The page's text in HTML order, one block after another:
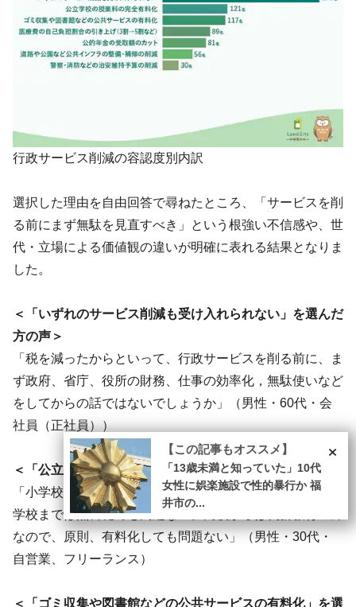
行政サービス削減の容認度別内訳
選択した理由を自由回答で尋ねたところ、「サービスを削
る前にまず無駄を見直すべき」という根強い不信感や、世
代・立場による価値観の違いが明確に表れる結果となりま
した。
＜「いずれのサービス削減も受け入れられない」を選んだ
方の声＞
「税を減ったからといって、行政サービスを削る前に、ま
ず政府、省庁、役所の財務、仕事の効率化，無駄使いなど
をしてからの話ではないでしょうか」（男性・60代・会
社員（正社員））
＜「公立学校の授業料の完全有料化」を選んだ方の声＞
「小学校・中学校までは義務教育なので、公立小学校・中
学校までは無料化でも問題ない。高校からは義務教育の外
なので、原則、有料化しても問題ない」（男性・30代・
自営業、フリーランス）
＜「ゴミ収集や図書館などの公共サービスの有料化」を選
×
【この記事もオススメ】
「13歳未満と知っていた」10代
女性に娯楽施設で性的暴行か 福
井市の...